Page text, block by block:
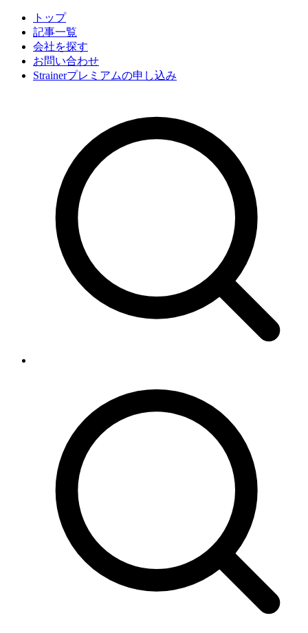
トップ
記事一覧
会社を探す
お問い合わせ
Strainerプレミアムの申し込み